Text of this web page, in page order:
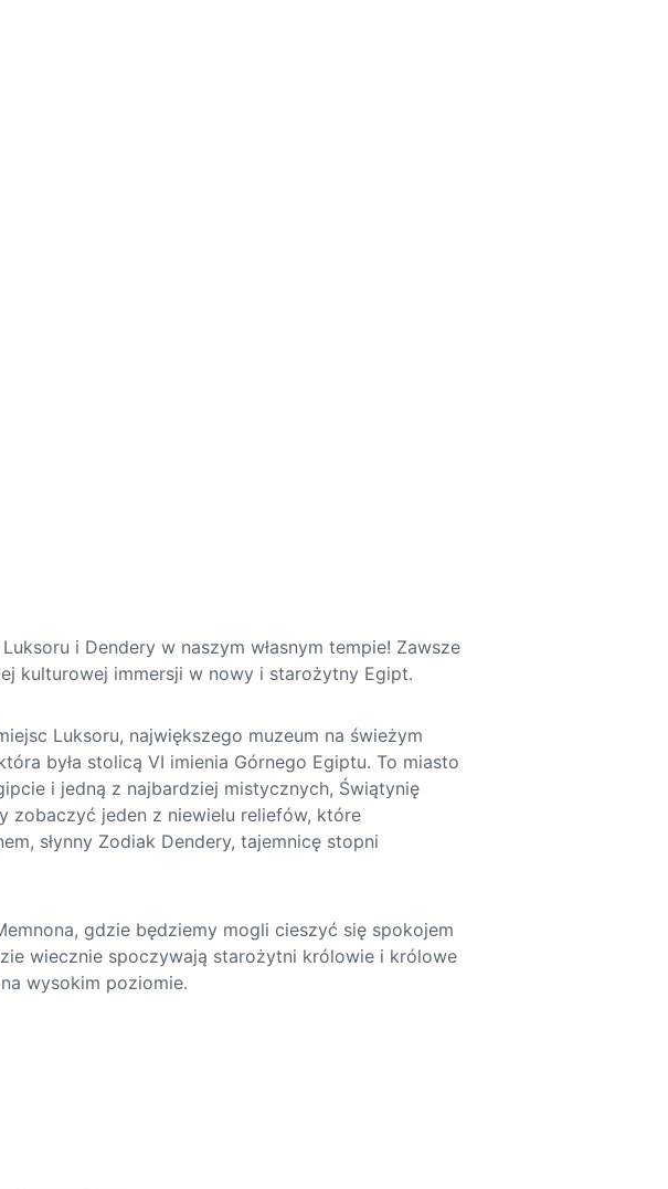
i Dendery w naszym własnym tempie! Zawsze
kulturowej immersji w nowy i starożytny Egipt.
Luksoru, największego muzeum na świeżym
była stolicą VI imienia Górnego Egiptu. To miasto
i jedną z najbardziej mistycznych, Świątynię
zobaczyć jeden z niewielu reliefów, które
słynny Zodiak Dendery, tajemnicę stopni
gdzie będziemy mogli cieszyć się spokojem
wiecznie spoczywają starożytni królowie i królowe
wysokim poziomie.